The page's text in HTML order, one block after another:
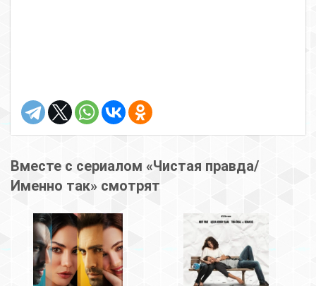
Вместе с сериалом «Чистая правда/
Именно так» смотрят